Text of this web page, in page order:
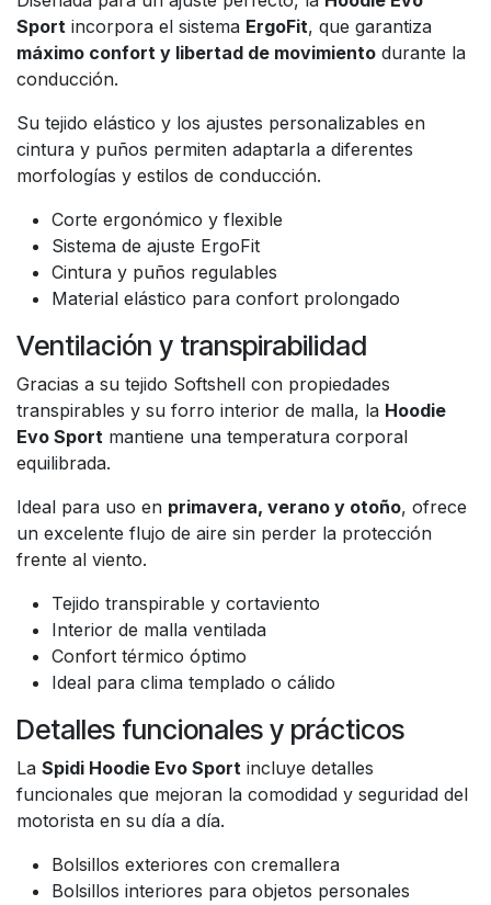
Sport incorpora el sistema ErgoFit, que garantiza
máximo confort y libertad de movimiento durante la
conducción.
Su tejido elástico y los ajustes personalizables en
cintura y puños permiten adaptarla a diferentes
morfologías y estilos de conducción.
Corte ergonómico y flexible
Sistema de ajuste ErgoFit
Cintura y puños regulables
Material elástico para confort prolongado
Ventilación y transpirabilidad
Gracias a su tejido Softshell con propiedades
transpirables y su forro interior de malla, la Hoodie
Evo Sport mantiene una temperatura corporal
equilibrada.
Ideal para uso en primavera, verano y otoño, ofrece
un excelente flujo de aire sin perder la protección
frente al viento.
Tejido transpirable y cortaviento
Interior de malla ventilada
Confort térmico óptimo
Ideal para clima templado o cálido
Detalles funcionales y prácticos
La Spidi Hoodie Evo Sport incluye detalles
funcionales que mejoran la comodidad y seguridad del
motorista en su día a día.
Bolsillos exteriores con cremallera
Bolsillos interiores para objetos personales